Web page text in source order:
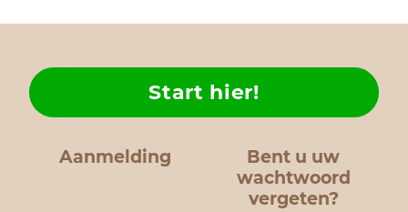
Aanmelding
Bent u uw
wachtwoord
vergeten?
Start hier!